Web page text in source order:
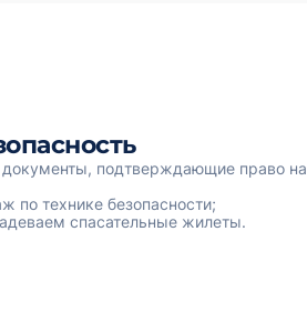
подтверждающие право на
по технике безопасности;
спасательные жилеты.